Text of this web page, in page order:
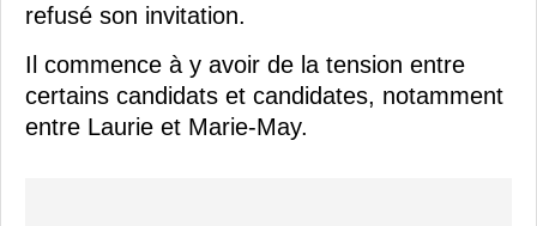
refusé son invitation.
Il commence à y avoir de la tension entre
certains candidats et candidates, notamment
entre Laurie et Marie-May.